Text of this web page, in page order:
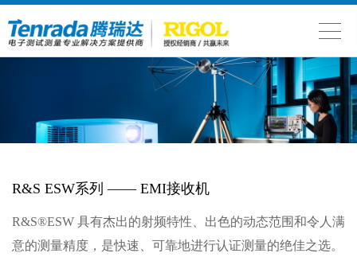
R&S ESW系列 —— EMI接收机
R&S®ESW 具有杰出的射频特性、出色的动态范围和令人满
意的测量精度，是快速、可靠地进行认证测量的绝佳之选。